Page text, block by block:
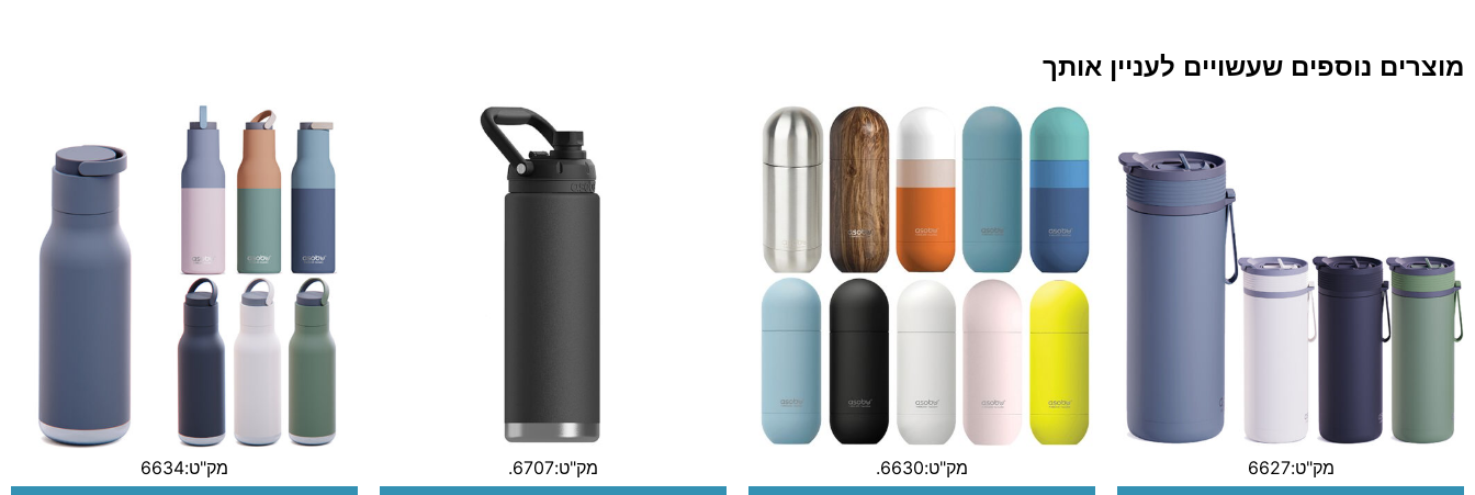
מוצרים נוספים שעשויים לעניין אותך
מק"ט:6627
מק"ט:6630.
מק"ט:6707.
מק"ט:6634